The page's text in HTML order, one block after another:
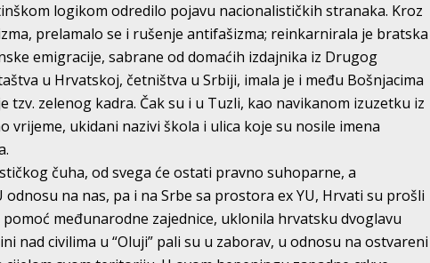
logikom odredilo pojavu nacionalističkih stranaka. Kroz
prelamalo se i rušenje antifašizma; reinkarnirala je bratska
emigracije, sabrane od domaćih izdajnika iz Drugog
u Hrvatskoj, četništva u Srbiji, imala je i među Bošnjacima
tzv. zelenog kadra. Čak su i u Tuzli, kao navikanom izuzetku iz
vrijeme, ukidani nazivi škola i ulica koje su nosile imena
čuha, od svega će ostati pravno suhoparne, a
na nas, pa i na Srbe sa prostora ex YU, Hrvati su prošli
međunarodne zajednice, uklonila hrvatsku dvoglavu
nad civilima u “Oluji” pali su u zaborav, u odnosu na ostvareni